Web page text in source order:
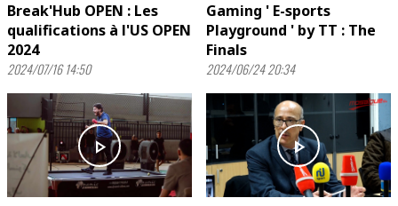
Break'Hub OPEN : Les
qualifications à l'US OPEN
2024
2024/07/16 14:50
Gaming ' E-sports
Playground ' by TT : The
Finals
2024/06/24 20:34
play_arrow play_arrow